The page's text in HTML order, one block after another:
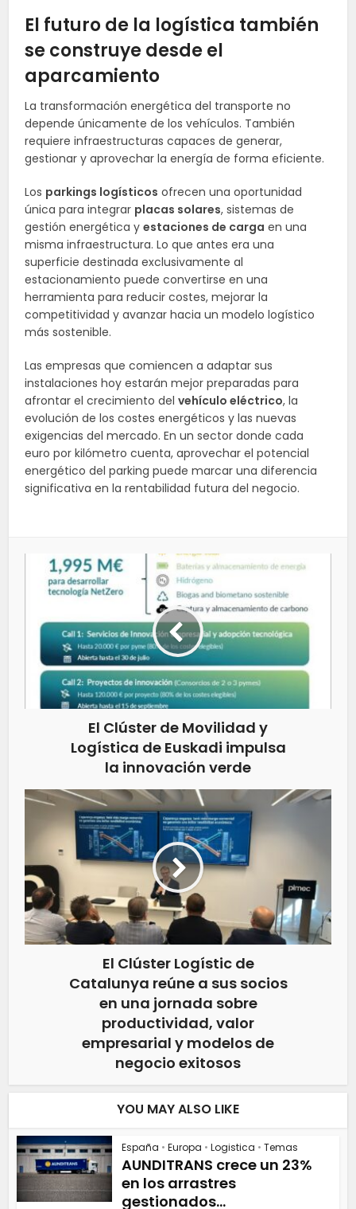
El futuro de la logística también
se construye desde el
aparcamiento
La transformación energética del transporte no
depende únicamente de los vehículos. También
requiere infraestructuras capaces de generar,
gestionar y aprovechar la energía de forma eficiente.
Los parkings logísticos ofrecen una oportunidad
única para integrar placas solares, sistemas de
gestión energética yestaciones de carga en una
misma infraestructura. Lo que antes era una
superficie destinada exclusivamente al
estacionamiento puede convertirse en una
herramienta para reducir costes, mejorar la
competitividad y avanzar hacia un modelo logístico
más sostenible.
Las empresas que comiencen a adaptar sus
instalaciones hoy estarán mejor preparadas para
afrontar el crecimiento delvehículo eléctrico, la
evolución de los costes energéticos y las nuevas
exigencias del mercado. En un sector donde cada
euro por kilómetro cuenta, aprovechar el potencial
energético del parking puede marcar una diferencia
significativa en la rentabilidad futura del negocio.
El Clúster de Movilidad y
Logística de Euskadi impulsa
la innovación verde
El Clúster Logístic de
Catalunya reúne a sus socios
en una jornada sobre
productividad, valor
empresarial y modelos de
negocio exitosos
YOU MAY ALSO LIKE
España • Europa • Logistica • Temas
AUNDITRANS crece un 23%
en los arrastres
gestionados...